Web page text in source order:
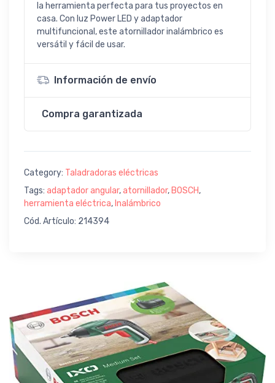
la herramienta perfecta para tus proyectos en
casa. Con luz Power LED y adaptador
multifuncional, este atornillador inalámbrico es
versátil y fácil de usar.
Información de envío
Compra garantizada
Category: Taladradoras eléctricas
Tags: adaptador angular,atornillador, BOSCH,
herramienta eléctrica, Inalámbrico
Cód. Artículo: 214394